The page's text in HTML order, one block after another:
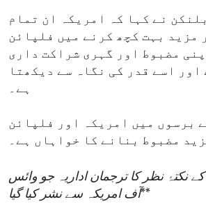
نے کہا کہ امریکہ ان تمام
مزید بہت کچھ کرنے میں فلپائن
مضبوط اور گہری شراکت داری
اور اسے قدر کی نگاہ سے دیکھتا
ہے۔
برسوں میں امریکہ اور فلپائن
مضبوط بنانے کا خواہاں ہے۔
نکتۂ نظر کا ترجمان اداریہ جو وائس
آف امریکہ سے نشر کیا گیا**